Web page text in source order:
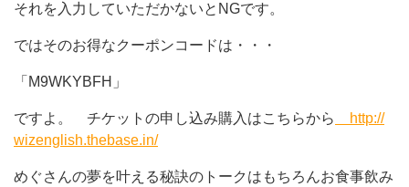
それを入力していただかないとNGです。
ではそのお得なクーポンコードは・・・
「M9WKYBFH」
ですよ。 チケットの申し込み購入はこちらから
http://
wizenglish.thebase.in/
めぐさんの夢を叶える秘訣のトークはもちろんお食事飲み